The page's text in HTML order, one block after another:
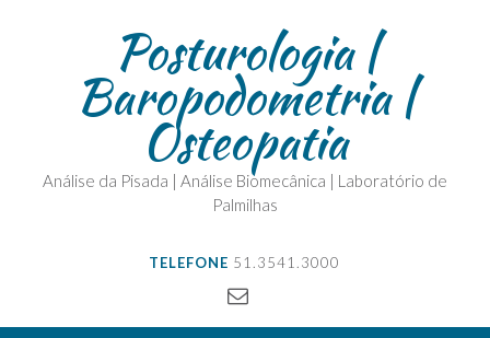
Posturologia |
Baropodometria |
Osteopatia
Análise da Pisada | Análise Biomecânica | Laboratório de
Palmilhas
TELEFONE 51.3541.3000